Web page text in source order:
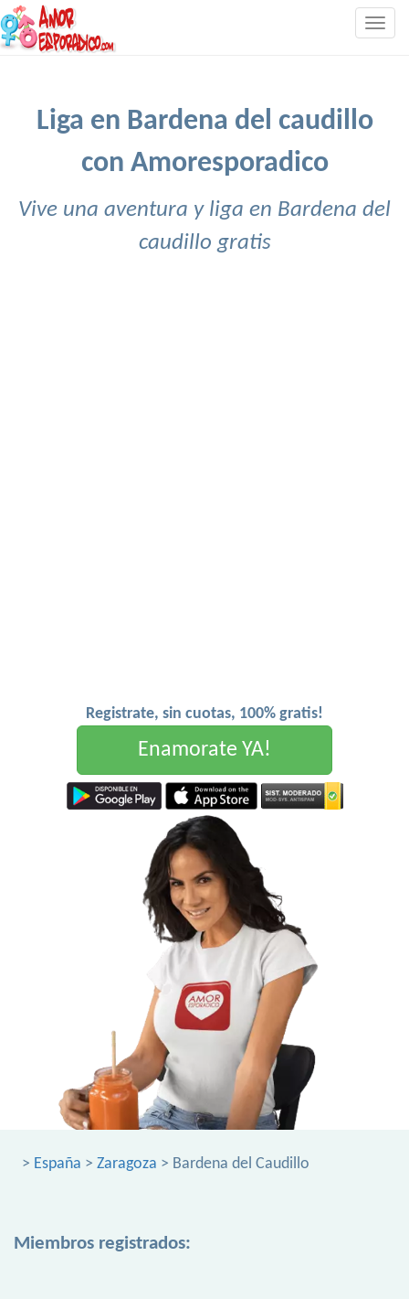
Liga en Bardena del caudillo
con Amoresporadico
Vive una aventura y liga en Bardena del
caudillo gratis
Registrate, sin cuotas, 100% gratis!
Enamorate YA!
> España > Zaragoza > Bardena del Caudillo
Miembros registrados: